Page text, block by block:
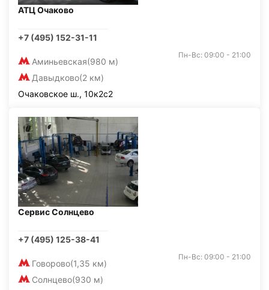
АТЦ Очаково
+7 (495) 152-31-11
Аминьевская(980 м)
Давыдково(2 км)
Пн-Вс: 09:00 - 21:00
Очаковское ш., 10к2с2
Сервис Солнцево
+7 (495) 125-38-41
Говорово(1,35 км)
Солнцево(930 м)
Пн-Вс: 09:00 - 21:00